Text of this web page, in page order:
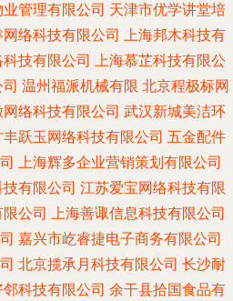
管理有限公司 天津市优学讲堂培
络科技有限公司 上海邦木科技有
技有限公司 上海慕芷科技有限公
温州福派机械有限 北京程极标网
络科技有限公司 武汉新城美洁环
跃玉网络科技有限公司 五金配件
上海辉多企业营销策划有限公司
有限公司 江苏爱宝网络科技有限
公司 上海善诹信息科技有限公司
嘉兴市屹睿捷电子商务有限公司
北京揽承月科技有限公司 长沙耐
科技有限公司 余干县拾国食品有